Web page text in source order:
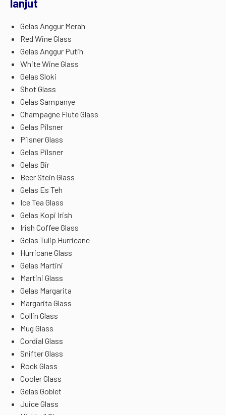
lanjut
Gelas Anggur Merah
Red Wine Glass
Gelas Anggur Putih
White Wine Glass
Gelas Sloki
Shot Glass
Gelas Sampanye
Champagne Flute Glass
Gelas Pilsner
Pilsner Glass
Gelas Pilsner
Gelas Bir
Beer Stein Glass
Gelas Es Teh
Ice Tea Glass
Gelas Kopi Irish
Irish Coffee Glass
Gelas Tulip Hurricane
Hurricane Glass
Gelas Martini
Martini Glass
Gelas Margarita
Margarita Glass
Collin Glass
Mug Glass
Cordial Glass
Snifter Glass
Rock Glass
Cooler Glass
Gelas Goblet
Juice Glass